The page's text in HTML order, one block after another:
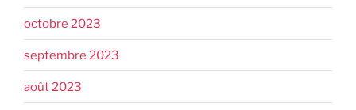
octobre 2023
septembre 2023
août 2023